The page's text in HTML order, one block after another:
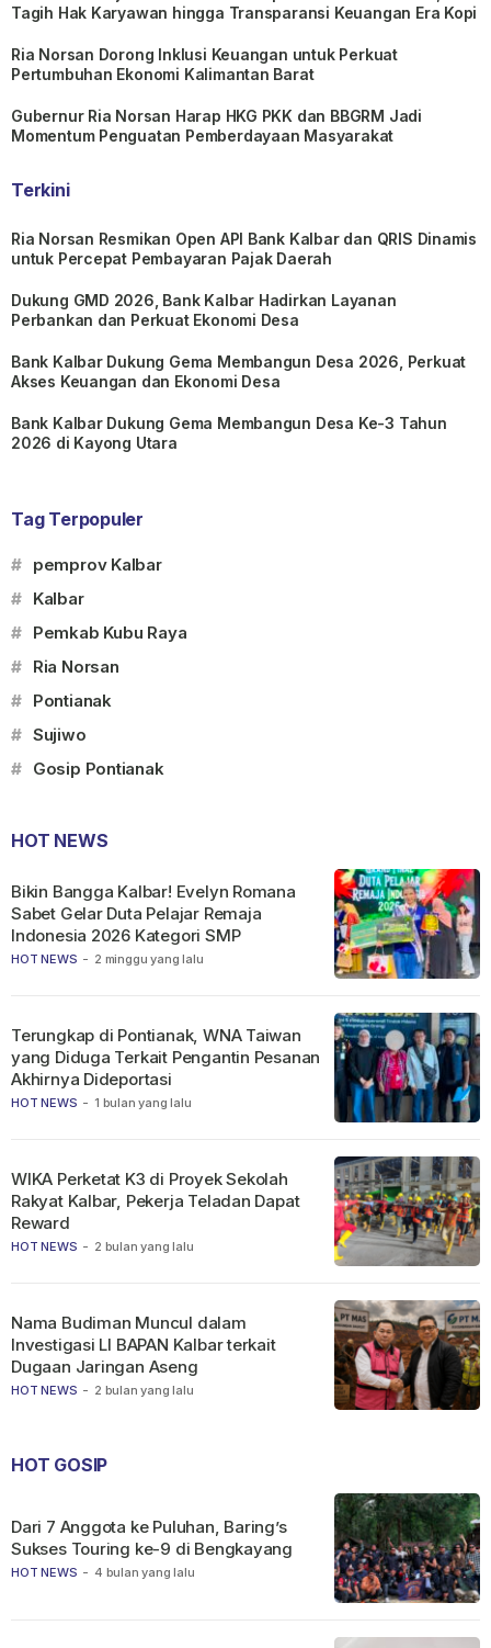
Tagih Hak Karyawan hingga Transparansi Keuangan Era Kopi
Ria Norsan Dorong Inklusi Keuangan untuk Perkuat
Pertumbuhan Ekonomi Kalimantan Barat
Gubernur Ria Norsan Harap HKG PKK dan BBGRM Jadi
Momentum Penguatan Pemberdayaan Masyarakat
Terkini
Ria Norsan Resmikan Open API Bank Kalbar dan QRIS Dinamis
untuk Percepat Pembayaran Pajak Daerah
Dukung GMD 2026, Bank Kalbar Hadirkan Layanan
Perbankan dan Perkuat Ekonomi Desa
Bank Kalbar Dukung Gema Membangun Desa 2026, Perkuat
Akses Keuangan dan Ekonomi Desa
Bank Kalbar Dukung Gema Membangun Desa Ke-3 Tahun
2026 di Kayong Utara
Tag Terpopuler
# pemprov Kalbar
# Kalbar
# Pemkab Kubu Raya
# Ria Norsan
# Pontianak
# Sujiwo
# Gosip Pontianak
HOT NEWS
HOT NEWS - 2 minggu yang lalu
Bikin Bangga Kalbar! Evelyn Romana
Sabet Gelar Duta Pelajar Remaja
Indonesia 2026 Kategori SMP
HOT NEWS - 1 bulan yang lalu
Terungkap di Pontianak, WNA Taiwan
yang Diduga Terkait Pengantin Pesanan
Akhirnya Dideportasi
HOT NEWS - 2 bulan yang lalu
WIKA Perketat K3 di Proyek Sekolah
Rakyat Kalbar, Pekerja Teladan Dapat
Reward
HOT NEWS - 2 bulan yang lalu
Nama Budiman Muncul dalam
Investigasi LI BAPAN Kalbar terkait
Dugaan Jaringan Aseng
HOT GOSIP
HOT NEWS - 4 bulan yang lalu
Dari 7 Anggota ke Puluhan, Baring’s
Sukses Touring ke-9 di Bengkayang